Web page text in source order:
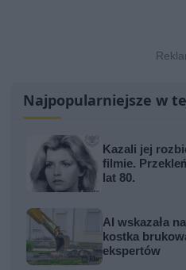
Najpopularniejsze w
Kazali jej
filmie.
lat 80.
AI wskazała
kostka
ekspertów